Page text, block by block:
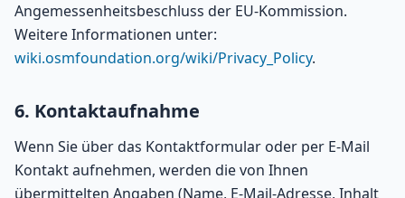
Angemessenheitsbeschluss der EU-Kommission.
Weitere Informationen unter:
wiki.osmfoundation.org/wiki/Privacy_Policy.
6. Kontaktaufnahme
Wenn Sie über das Kontaktformular oder per E-Mail
Kontakt aufnehmen, werden die von Ihnen
übermittelten Angaben (Name, E-Mail-Adresse, Inhalt